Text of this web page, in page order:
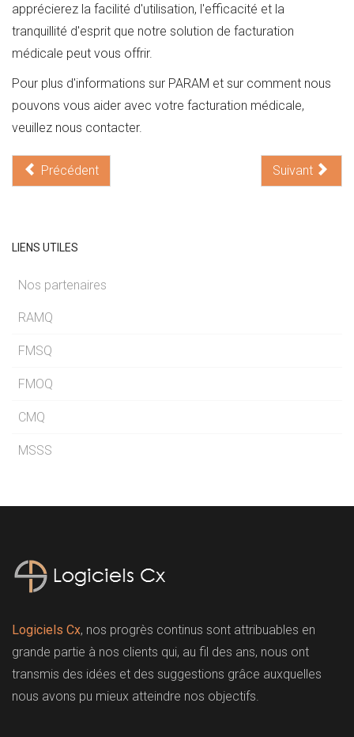
apprécierez la facilité d'utilisation, l'efficacité et la
tranquillité d'esprit que notre solution de facturation
médicale peut vous offrir.
Pour plus d'informations sur PARAM et sur comment nous
pouvons vous aider avec votre facturation médicale,
veuillez nous contacter.
Précédent Suivant
LIENS UTILES
Nos partenaires
RAMQ
FMSQ
FMOQ
CMQ
MSSS
Logiciels Cx, nos progrès continus sont attribuables en
grande partie à nos clients qui, au fil des ans, nous ont
transmis des idées et des suggestions grâce auxquelles
nous avons pu mieux atteindre nos objectifs.